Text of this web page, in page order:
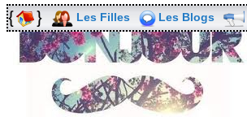
Les Filles Les Blogs